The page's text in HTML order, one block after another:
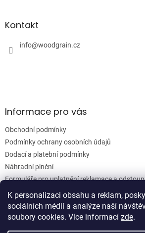
K personalizaci obsahu a reklam,
sociálních médií a analýze naší
soubory cookies. Více informací zde.
u
aKontakt
info@woodgrain.cz
Informace pro vás
Obchodní podmínky
Podmínky ochrany osobních údajů
Dodací a platební podmínky
Náhradní plnění
Formuláře pro uplatnění reklamace a
Moje objednávka